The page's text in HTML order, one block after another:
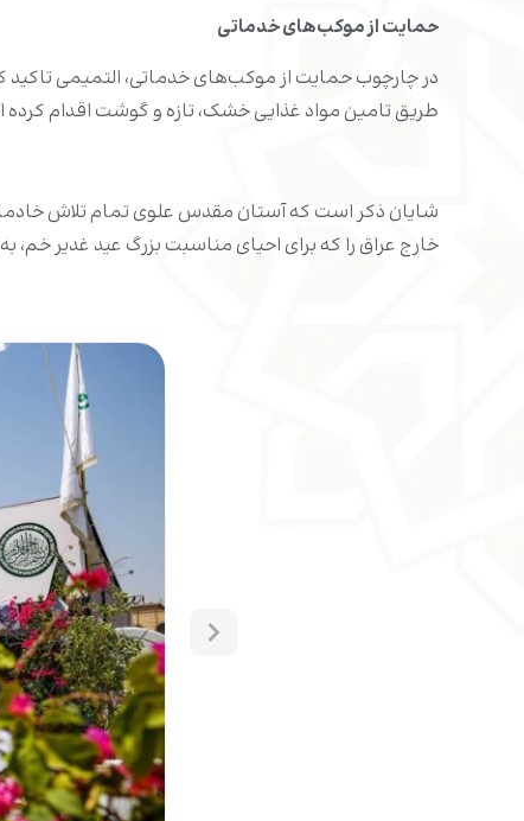
حمایت از موکب‌های خدماتی
طریق تامین مواد غذایی خشک، تازه و گوشت اقدام کرده
شایان ذکر است که آستان مقدس علوی تمام تلاش
خارج عراق را که برای احیای مناسبت بزرگ عید غدیر خم،